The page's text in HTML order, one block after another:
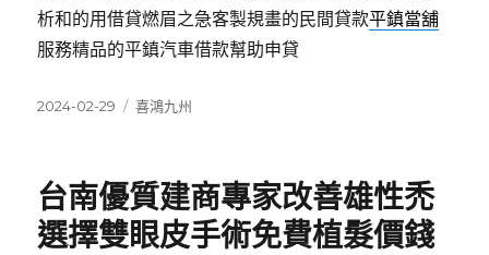
析和的用借貸燃眉之急客製規畫的民間貸款平鎮當舖
服務精品的平鎮汽車借款幫助申貸
發
2024-02-29
分
喜鴻九州
台南優質建商專家改善雄性禿
選擇雙眼皮手術免費植髮價錢